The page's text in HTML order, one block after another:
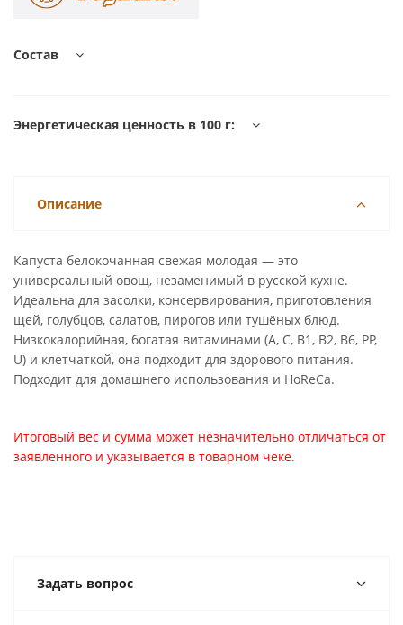
Состав
Энергетическая ценность в 100 г:
Описание
Капуста белокочанная свежая молодая — это
универсальный овощ, незаменимый в русской кухне.
Идеальна для засолки, консервирования, приготовления
щей, голубцов, салатов, пирогов или тушёных блюд.
Низкокалорийная, богатая витаминами (А, С, В1, В2, В6, РР,
U) и клетчаткой, она подходит для здорового питания.
Подходит для домашнего использования и HoReCa.
Итоговый вес и сумма может незначительно отличаться от
заявленного и указывается в товарном чеке.
Задать вопрос